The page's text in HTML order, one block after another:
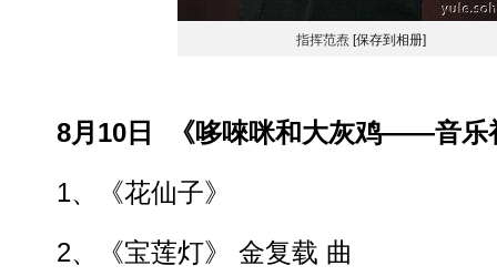
指挥范焘 [保存到相册]
8月10日 《哆唻咪和大灰鸡——音乐
1、《花仙子》
2、《宝莲灯》 金复载 曲